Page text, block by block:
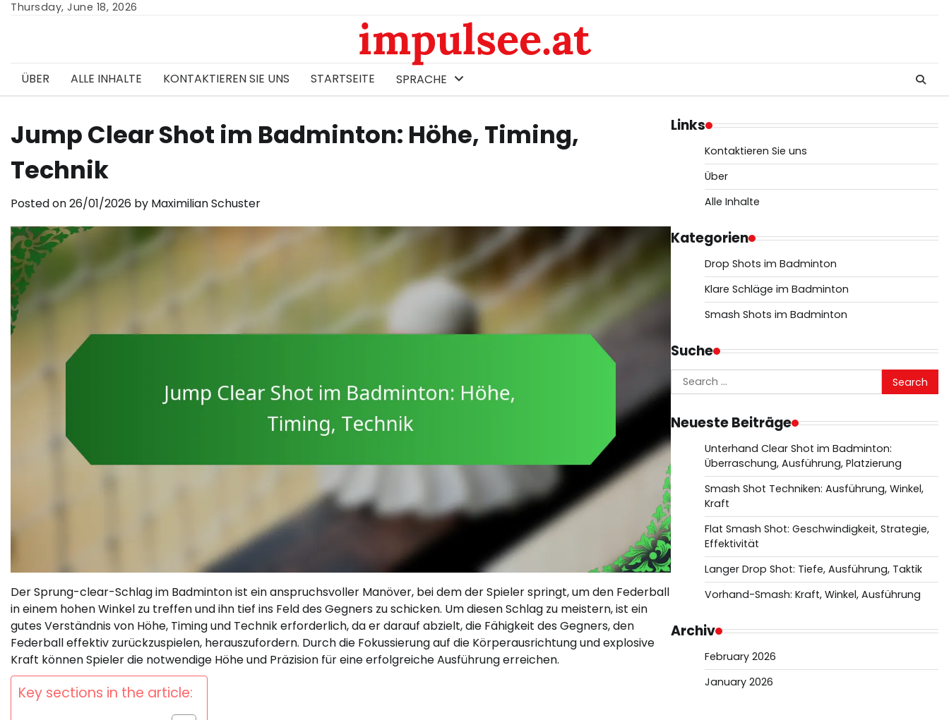
SkipThursday, June 18, 2026
impulsee.at
ÜBER ALLE INHALTE KONTAKTIEREN SIE UNS STARTSEITE SPRACHE
Jump Clear Shot im Badminton: Höhe, Timing,
Technik
Posted on26/01/2026 by Maximilian Schuster
Der Sprung-clear-Schlag im Badminton ist ein anspruchsvoller Manöver, bei dem der Spieler springt, um den Federball
in einem hohen Winkel zu treffen und ihn tief ins Feld des Gegners zu schicken. Um diesen Schlag zu meistern, ist ein
gutes Verständnis von Höhe, Timing und Technik erforderlich, da er darauf abzielt, die Fähigkeit des Gegners, den
Federball effektiv zurückzuspielen, herauszufordern. Durch die Fokussierung auf die Körperausrichtung und explosive
Kraft können Spieler die notwendige Höhe und Präzision für eine erfolgreiche Ausführung erreichen.
Key sections in the article:
Links
Kontaktieren Sie uns
Über
Alle Inhalte
Kategorien
Drop Shots im Badminton
Klare Schläge im Badminton
Smash Shots im Badminton
Suche
Search
for:
Neueste Beiträge
Unterhand Clear Shot im Badminton:
Überraschung, Ausführung, Platzierung
Smash Shot Techniken: Ausführung, Winkel,
Kraft
Flat Smash Shot: Geschwindigkeit, Strategie,
Effektivität
Langer Drop Shot: Tiefe, Ausführung, Taktik
Vorhand-Smash: Kraft, Winkel, Ausführung
Archiv
February 2026
January 2026